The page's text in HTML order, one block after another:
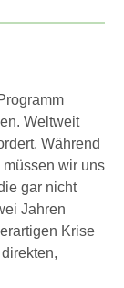
Weltweit
Während
wir uns
gar nicht
Jahren
Krise